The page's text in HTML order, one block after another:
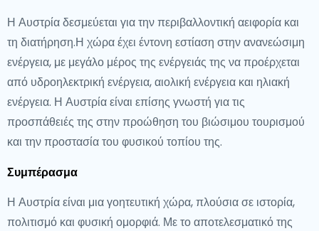
Η Αυστρία δεσμεύεται για την περιβαλλοντική αειφορία και
τη διατήρηση.Η χώρα έχει έντονη εστίαση στην ανανεώσιμη
ενέργεια, με μεγάλο μέρος της ενέργειάς της να προέρχεται
από υδροηλεκτρική ενέργεια, αιολική ενέργεια και ηλιακή
ενέργεια. Η Αυστρία είναι επίσης γνωστή για τις
προσπάθειές της στην προώθηση του βιώσιμου τουρισμού
και την προστασία του φυσικού τοπίου της.
Συμπέρασμα
Η Αυστρία είναι μια γοητευτική χώρα, πλούσια σε ιστορία,
πολιτισμό και φυσική ομορφιά. Με το αποτελεσματικό της